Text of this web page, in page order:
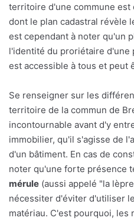
territoire d'une commune
dont le plan cadastral révèle
est cependant à noter qu'un
l'identité du proriétaire d'une
est accessible à tous et peut
Se renseigner sur les
territoire de la commun de
incontournable avant d'y
immobilier, qu'il s'agisse de
d'un bâtiment. En cas de
noter qu'une forte présence
mérule (aussi appelé "la
nécessiter d'éviter d'utiliser
matériau. C'est pourquoi, les